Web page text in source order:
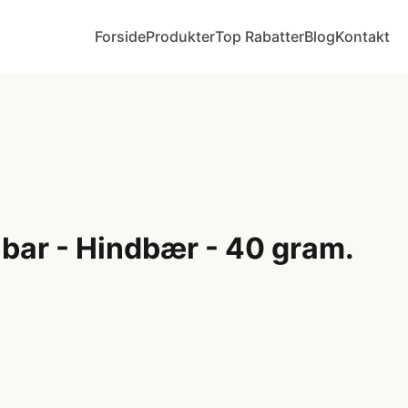
ForsideProdukterTop RabatterBlogKontakt
- Hindbær - 40 gram.